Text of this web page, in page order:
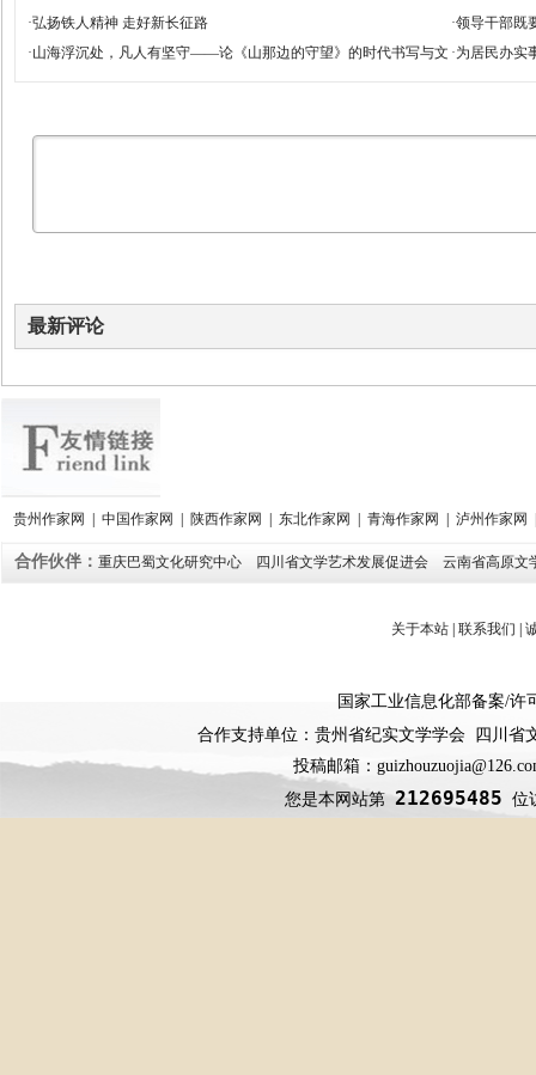
·弘扬铁人精神 走好新长征路 ·领导干部既
·山海浮沉处，凡人有坚守——论《山那边的守望》的时代书写与文
学价值
·为居民办实
最新评论
贵州作家网 | 中国作家网 | 陕西作家网 | 东北作家网 | 青海作家网 | 泸州作家网
合作伙伴： 重庆巴蜀文化研究中心 四川省文学艺术发展促进会 云南省高原文
关于本站| 联系我们 |
国家工业信息化部备案/许
合作支持单位：贵州省纪实文学学会 四川
投稿邮箱：
您是本网站第212695485